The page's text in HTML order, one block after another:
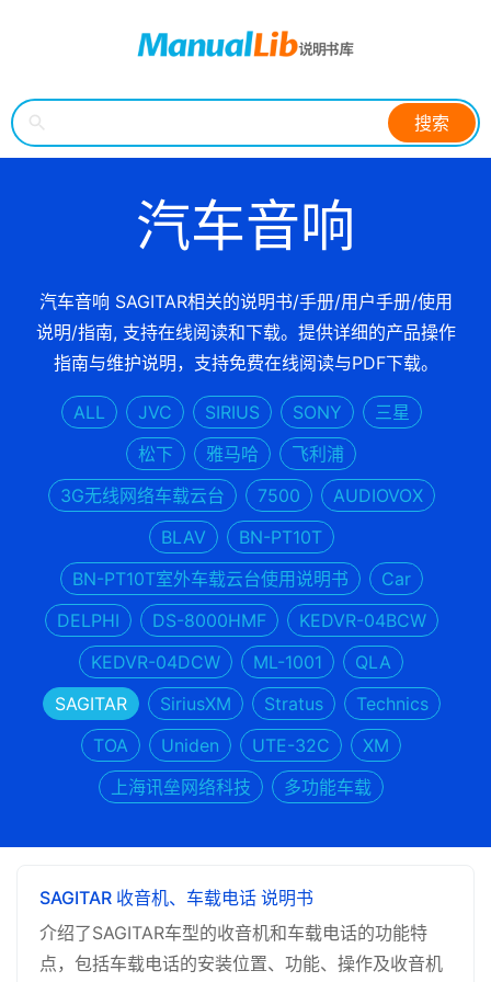
搜索
汽车音响
汽车音响 SAGITAR相关的说明书/手册/用户手册/使用
说明/指南, 支持在线阅读和下载。提供详细的产品操作
指南与维护说明，支持免费在线阅读与PDF下载。
ALL JVC SIRIUS SONY
三星
松下
雅马哈
飞利浦
3G无线网络车载云台
7500
AUDIOVOX
BLAV
BN-PT10T
BN-PT10T室外车载云台使用说明书
Car
DELPHI
DS-8000HMF
KEDVR-04BCW
KEDVR-04DCW
ML-1001
QLA
SAGITAR
SiriusXM Stratus
Technics
TOA
Uniden UTE-32C
XM
上海讯垒网络科技
多功能车载
SAGITAR 收音机、车载电话 说明书
介绍了SAGITAR车型的收音机和车载电话的功能特
点，包括车载电话的安装位置、功能、操作及收音机